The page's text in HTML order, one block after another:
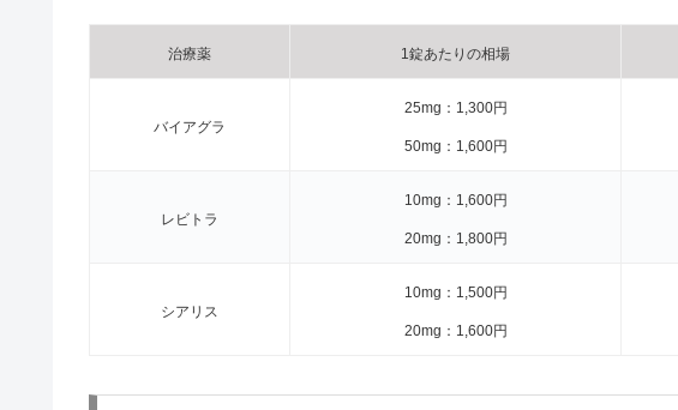
治療薬 1錠あたりの相場
バイアグラ
25mg：1,300円
50mg：1,600円
レビトラ
10mg：1,600円
20mg：1,800円
シアリス
10mg：1,500円
20mg：1,600円